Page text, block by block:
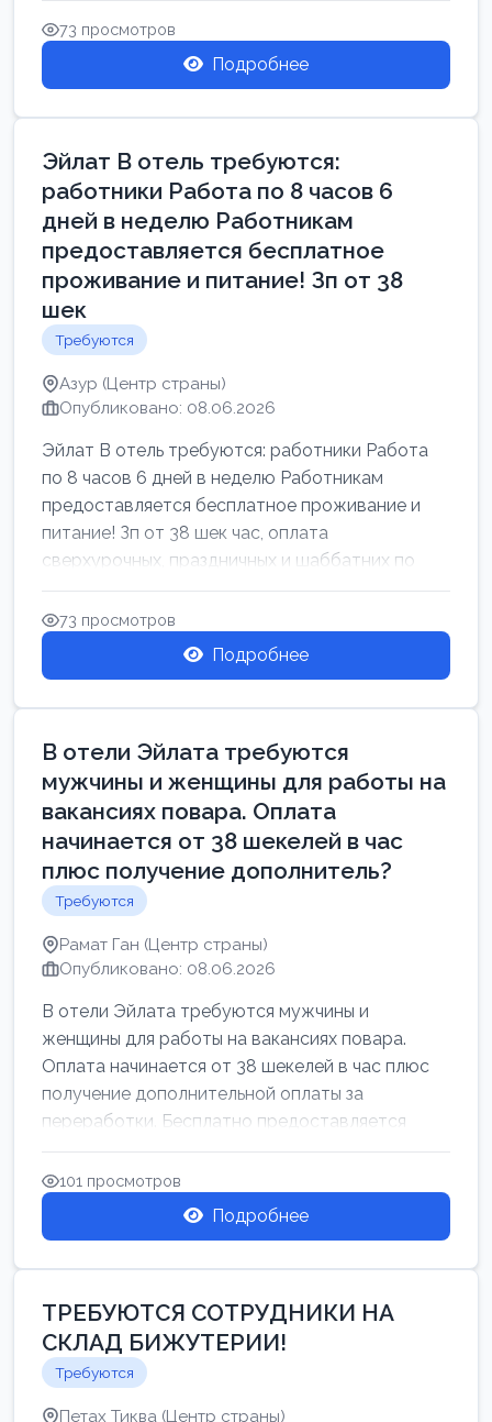
73 просмотров
Подробнее
Эйлат В отель требуются:
работники Работа по 8 часов 6
дней в неделю Работникам
предоставляется бесплатное
проживание и питание! Зп от 38
шек
Требуются
Азур (Центр страны)
Опубликовано: 08.06.2026
Эйлат В отель требуются: работники Работа
по 8 часов 6 дней в неделю Работникам
предоставляется бесплатное проживание и
питание! Зп от 38 шек час, оплата
сверхурочных, праздничных и шаббатних по
закон...
73 просмотров
Подробнее
В отели Эйлата требуются
мужчины и женщины для работы на
вакансиях повара. Оплата
начинается от 38 шекелей в час
плюс получение дополнитель?
Требуются
Рамат Ган (Центр страны)
Опубликовано: 08.06.2026
В отели Эйлата требуются мужчины и
женщины для работы на вакансиях повара.
Оплата начинается от 38 шекелей в час плюс
получение дополнительной оплаты за
переработки. Бесплатно предоставляется
проживан...
101 просмотров
Подробнее
ТРЕБУЮТСЯ СОТРУДНИКИ НА
СКЛАД БИЖУТЕРИИ!
Требуются
Петах Тиква (Центр страны)